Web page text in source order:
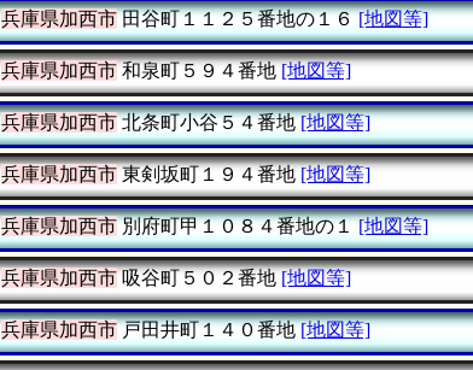
兵庫県加西市田谷町１１２５番地の１６ [地図等]
兵庫県加西市和泉町５９４番地 [地図等]
兵庫県加西市北条町小谷５４番地 [地図等]
兵庫県加西市東剣坂町１９４番地 [地図等]
兵庫県加西市別府町甲１０８４番地の１ [地図等]
兵庫県加西市吸谷町５０２番地 [地図等]
兵庫県加西市戸田井町１４０番地 [地図等]